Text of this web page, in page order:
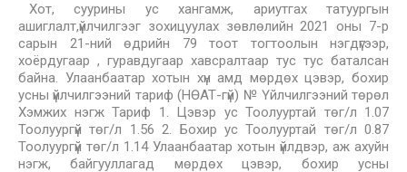
Хот, суурины ус хангамж, ариутгах татуургын
ашиглалт,үйлчилгээг зохицуулах зөвлөлийн 2021 оны 7-р
сарын 21-ний өдрийн 79 тоот тогтоолын нэгдүгээр,
хоёрдугаар , гуравдугаар хавсралтаар тус тус баталсан
байна. Улаанбаатар хотын хүн амд мөрдөх цэвэр, бохир
усны үйлчилгээний тариф (НӨАТ-гүй) № Үйлчилгээний төрөл
Хэмжих нэгж Тариф 1. Цэвэр ус Тоолууртай төг/л 1.07
Тоолуургүй төг/л 1.56 2. Бохир ус Тоолууртай төг/л 0.87
Тоолуургүй төг/л 1.14 Улаанбаатар хотын үйлдвэр, аж ахуйн
нэгж, байгууллагад мөрдөх цэвэр, бохир усны